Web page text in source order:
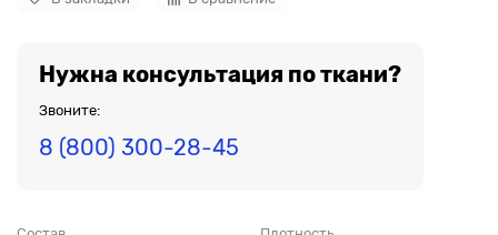
Нужна консультация по ткани?
Звоните:
8 (800) 300-28-45